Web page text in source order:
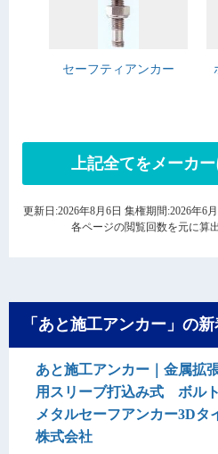
セーフティアンカー
上記全てをメーカ
更新日:2026年8月6日 集権期間:2026年6
各ページの閲覧回数を元に算
「あと施工アンカー」の
あと施工アンカー｜金属拡
用スリーブ打込み式 ボル
メタルセーフアンカー3Dタ
株式会社